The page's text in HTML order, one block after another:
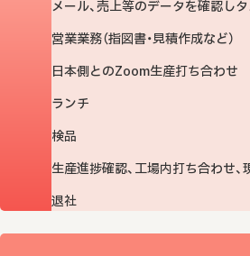
メール、売上等のデータを確認し
営業業務（指図書・見積作成など）
日本側とのZoom生産打ち合わせ
ランチ
検品
生産進捗確認、工場内打ち合わせ、
退社